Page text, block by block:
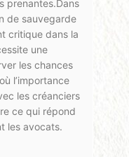
prenantes.Dans
de sauvegarde
critique dans la
une
les chances
l’importance
les créanciers
ce qui répond
les avocats.